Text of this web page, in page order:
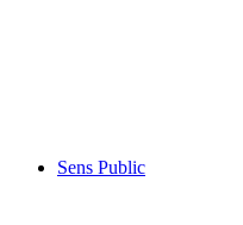
Sens Public